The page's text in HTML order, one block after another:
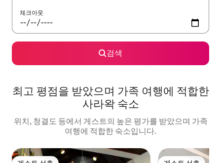
체크아웃
검색
최고 평점을 받았으며 가족 여행에 적합한
사라왁 숙소
위치, 청결도 등에서 게스트의 높은 평가를 받았으며 가족
여행에 적합한 숙소입니다.